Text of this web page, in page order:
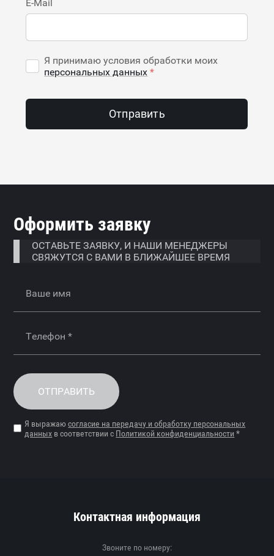
E-Mail
Я принимаю условия обработки моих
персональных данных *
Отправить
Оформить заявку
ОСТАВЬТЕ ЗАЯВКУ, И НАШИ МЕНЕДЖЕРЫ
СВЯЖУТСЯ С ВАМИ В БЛИЖАЙШЕЕ ВРЕМЯ
ОТПРАВИТЬ
Я выражаюсогласие на передачу и обработку персональных
данных в соответствии с Политикой конфиденциальности *
Контактная информация
Звоните по номеру: